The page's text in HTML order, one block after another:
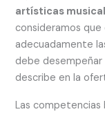
artísticas
consideramos
adecuadamente
debe
describe en la
Las competencias